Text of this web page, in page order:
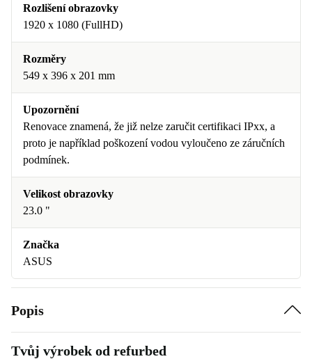
Rozlišení obrazovky
1920 x 1080 (FullHD)
Rozměry
549 x 396 x 201 mm
Upozornění
Renovace znamená, že již nelze zaručit certifikaci IPxx, a
proto je například poškození vodou vyloučeno ze záručních
podmínek.
Velikost obrazovky
23.0 "
Značka
ASUS
Popis
Tvůj výrobek od refurbed